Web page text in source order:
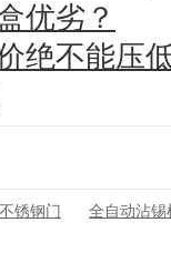
优劣？
绝不能压
不锈钢门 全自动沾锡